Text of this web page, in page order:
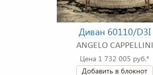
Диван 60110/D3I
ANGELO CAPPELLINI
Цена 1 732 005 руб.*
Добавить в блокнот